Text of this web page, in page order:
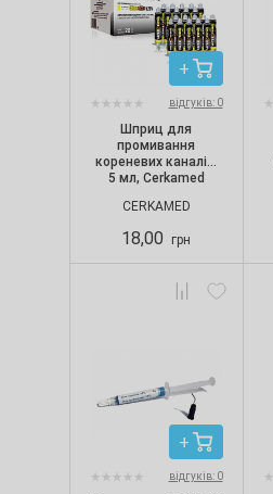
відгуків: 0
Шприц для
промивання
кореневих каналів,
5 мл, Cerkamed
CERKAMED
18,00 грн
відгуків: 0